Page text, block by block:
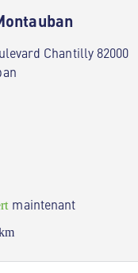
Chantilly 82000
maintenant